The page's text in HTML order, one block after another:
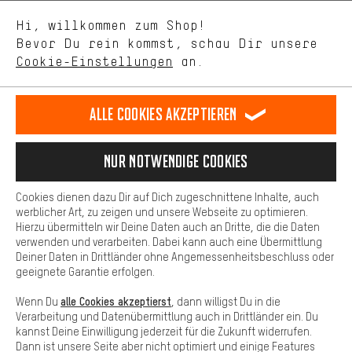
Sprache"
Deutsch
DE english
EN español
ES français
FR
VERTRAG WIDERRUFEN Aachener Community Affiliateprogramm
Datenschutz Allgemeine Geschäftsbedingungen
Hinweisgebersystem Hinweise zur Batterieentsorgung
Cookie-Einstellungen Kontrast ändern
Alle Preise verstehen sich in Euro und exkl. MwSt zuzüglich
Versandkostenfür Lieferung nachUSA.
Hi, willkommen zum Shop!
Bevor Du rein kommst, schau Dir unsere
Cookie-Einstellungen an.
selbst Einfluss auf die Verbesserung unserer Webseite und
unseres Shop-Angebots.
Dein Shopping-Erlebnis wird komfortabler. Mit Komfort-Cookies
stellen wir Verknüpfungen zu Social Media Plattformen her. So
können wir dir weitere nützliche Inhalte und Informationen zur
Verfügung stellen. Zudem hast du die Möglichkeit zusätzliche
Services zu nutzen, die es dir erleichtern die richtigen Produkte zu
finden. Beispielsweise bieten wir eine Chat-Funktion an, damit
Fragen schnell und unkompliziert beantwortet werden können.
Basis
Basis-Cookies gewährleisten, dass Du unsere Webseite
grundsätzlich nutzen kannst.
Alle Cookies akzeptieren
Nur Notwendige Cookies
Cookies dienen dazu Dir auf Dich zugeschnittene Inhalte, auch
werblicher Art, zu zeigen und unsere Webseite zu optimieren.
Hierzu übermitteln wir Deine Daten auch an Dritte, die die Daten
verwenden und verarbeiten. Dabei kann auch eine Übermittlung
Deiner Daten in Drittländer ohne Angemessenheitsbeschluss oder
geeignete Garantie erfolgen.
Wenn Du alle Cookies akzeptierst , dann willigst Du in die
Verarbeitung und Datenübermittlung auch in Drittländer ein. Du
kannst Deine Einwilligung jederzeit für die Zukunft widerrufen.
Dann ist unsere Seite aber nicht optimiert und einige Features